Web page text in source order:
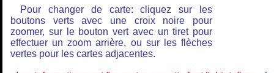
Pour changer de carte: cliquez sur les
boutons verts avec une croix noire pour
zoomer, sur le bouton vert avec un tiret pour
effectuer un zoom arrière, ou sur les flèches
vertes pour les cartes adjacentes.